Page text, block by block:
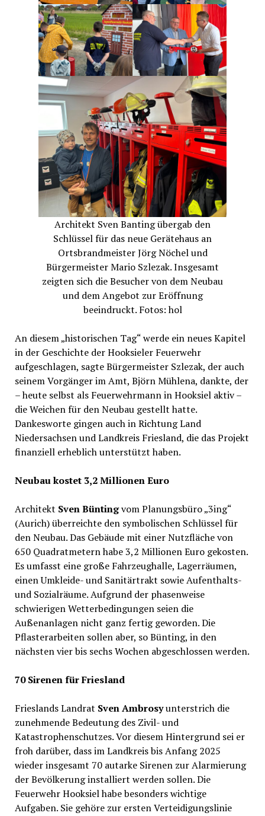
Architekt Sven Banting übergab den
Schlüssel für das neue Gerätehaus an
Ortsbrandmeister Jörg Nöchel und
Bürgermeister Mario Szlezak. Insgesamt
zeigten sich die Besucher von dem Neubau
und dem Angebot zur Eröffnung
beeindruckt. Fotos: hol
An diesem „historischen Tag“ werde ein neues Kapitel
in der Geschichte der Hooksieler Feuerwehr
aufgeschlagen, sagte Bürgermeister Szlezak, der auch
seinem Vorgänger im Amt, Björn Mühlena, dankte, der
– heute selbst als Feuerwehrmann in Hooksiel aktiv –
die Weichen für den Neubau gestellt hatte.
Dankesworte gingen auch in Richtung Land
Niedersachsen und Landkreis Friesland, die das Projekt
finanziell erheblich unterstützt haben.
Neubau kostet 3,2 Millionen Euro
Architekt Sven Büntingvom Planungsbüro „3ing“
(Aurich) überreichte den symbolischen Schlüssel für
den Neubau. Das Gebäude mit einer Nutzfläche von
650 Quadratmetern habe 3,2 Millionen Euro gekosten.
Es umfasst eine große Fahrzeughalle, Lagerräumen,
einen Umkleide- und Sanitärtrakt sowie Aufenthalts-
und Sozialräume. Aufgrund der phasenweise
schwierigen Wetterbedingungen seien die
Außenanlagen nicht ganz fertig geworden. Die
Pflasterarbeiten sollen aber, so Bünting, in den
nächsten vier bis sechs Wochen abgeschlossen werden.
70 Sirenen für Friesland
Frieslands Landrat Sven Ambrosyunterstrich die
zunehmende Bedeutung des Zivil- und
Katastrophenschutzes. Vor diesem Hintergrund sei er
froh darüber, dass im Landkreis bis Anfang 2025
wieder insgesamt 70 autarke Sirenen zur Alarmierung
der Bevölkerung installiert werden sollen. Die
Feuerwehr Hooksiel habe besonders wichtige
Aufgaben. Sie gehöre zur ersten Verteidigungslinie